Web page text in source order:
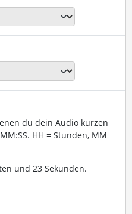
du dein Audio kürzen
HH = Stunden, MM
und 23 Sekunden.